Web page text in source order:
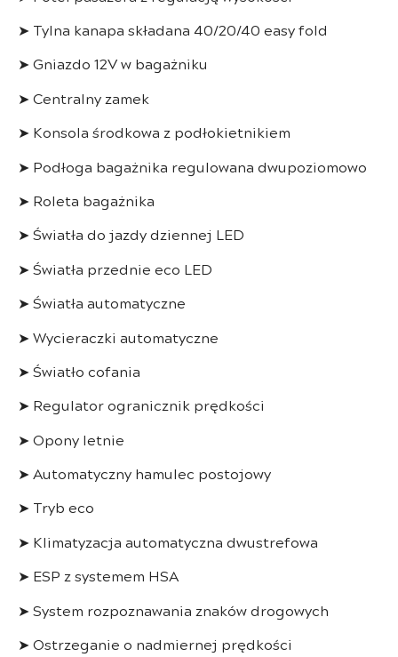
➤ Tylna kanapa składana 40/20/40 easy fold
➤ Gniazdo 12V w bagażniku
➤ Centralny zamek
➤ Konsola środkowa z podłokietnikiem
➤ Podłoga bagażnika regulowana dwupoziomowo
➤ Roleta bagażnika
➤ Światła do jazdy dziennej LED
➤ Światła przednie eco LED
➤ Światła automatyczne
➤ Wycieraczki automatyczne
➤ Światło cofania
➤ Regulator ogranicznik prędkości
➤ Opony letnie
➤ Automatyczny hamulec postojowy
➤ Tryb eco
➤ Klimatyzacja automatyczna dwustrefowa
➤ ESP z systemem HSA
➤ System rozpoznawania znaków drogowych
➤ Ostrzeganie o nadmiernej prędkości